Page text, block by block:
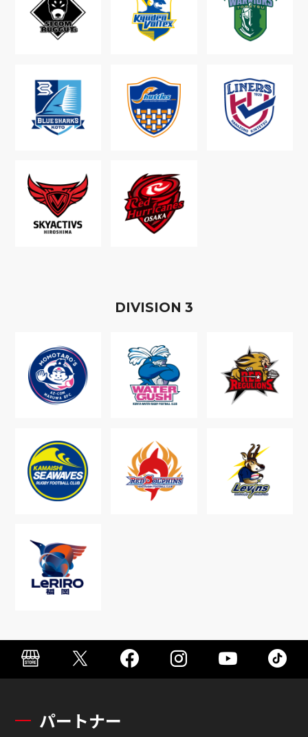
DIVISION 3
パートナー